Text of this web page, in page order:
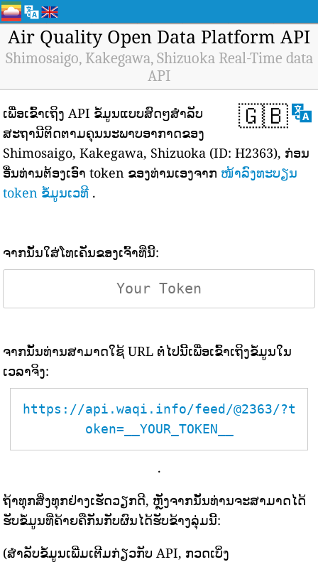
Air Quality Open Data Platform API
Shimosaigo, Kakegawa, Shizuoka Real-Time data
API
🇬🇧
ເພື່ອເຂົ້າເຖິງ API ຂໍ້ມູນແບບສົດໆສຳລັບ
ສະຖານີຕິດຕາມຄຸນນະພາບອາກາດຂອງ
Shimosaigo, Kakegawa, Shizuoka (ID: H2363), ກ່ອນ
ອື່ນທ່ານຕ້ອງເອົາ token ຂອງທ່ານເອງຈາກ ໜ້າລົງທະບຽນ
token ຂໍ້ມູນເວທີ .
ຈາກນັ້ນໃສ່ໂທເຄັນຂອງເຈົ້າທີ່ນີ້:
ຈາກນັ້ນທ່ານສາມາດໃຊ້ URL ຕໍ່ໄປນີ້ເພື່ອເຂົ້າເຖິງຂໍ້ມູນໃນ
ເວລາຈິງ:
https://api.waqi.info/feed/@2363/?t
oken=__YOUR_TOKEN__
.
ຖ້າທຸກສິ່ງທຸກຢ່າງເຮັດວຽກດີ, ຫຼັງຈາກນັ້ນທ່ານຈະສາມາດໄດ້
ຮັບຂໍ້ມູນທີ່ຄ້າຍຄືກັນກັບຜົນໄດ້ຮັບຂ້າງລຸ່ມນີ້:
(ສຳລັບຂໍ້ມູນເພີ່ມເຕີມກ່ຽວກັບ API, ກວດເບິ່ງ